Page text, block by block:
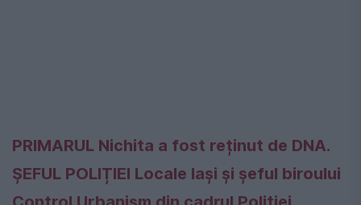
PRIMARUL Nichita a fost reținut de DNA.
ȘEFUL POLIȚIEI Locale Iași și șeful biroului